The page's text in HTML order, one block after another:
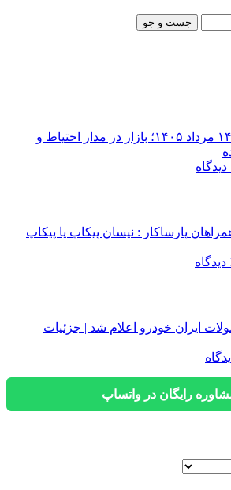
جست و جو
قیمت خودرو در ۱۴ مرداد ۱۴۰۵؛ بازار در مدار احتیاط و
پارساکار : نیسان پیکاپ یا پیکاپ
ایران خودرو اعلام شد | جزئیات
رایگان در واتساپ